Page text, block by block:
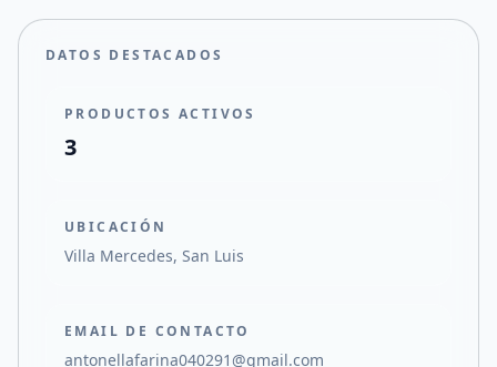
DATOS DESTACADOS
PRODUCTOS ACTIVOS
3
UBICACIÓN
Villa Mercedes, San Luis
EMAIL DE CONTACTO
antonellafarina040291@gmail.com